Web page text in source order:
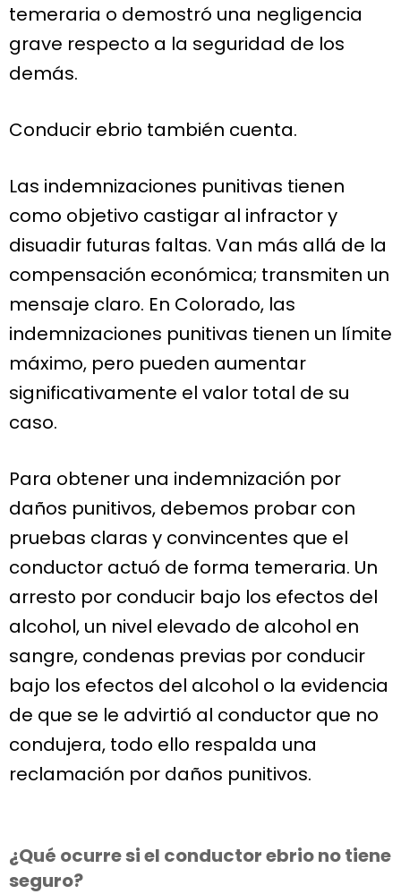
temeraria o demostró una negligencia
grave respecto a la seguridad de los
demás.
Conducir ebrio también cuenta.
Las indemnizaciones punitivas tienen
como objetivo castigar al infractor y
disuadir futuras faltas. Van más allá de la
compensación económica; transmiten un
mensaje claro. En Colorado, las
indemnizaciones punitivas tienen un límite
máximo, pero pueden aumentar
significativamente el valor total de su
caso.
Para obtener una indemnización por
daños punitivos, debemos probar con
pruebas claras y convincentes que el
conductor actuó de forma temeraria. Un
arresto por conducir bajo los efectos del
alcohol, un nivel elevado de alcohol en
sangre, condenas previas por conducir
bajo los efectos del alcohol o la evidencia
de que se le advirtió al conductor que no
condujera, todo ello respalda una
reclamación por daños punitivos.
¿Qué ocurre si el conductor ebrio no tiene
seguro?